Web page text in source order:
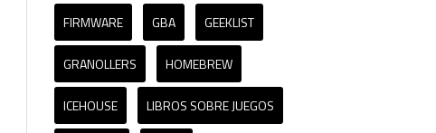
FIRMWARE GBA GEEKLIST
GRANOLLERS HOMEBREW
ICEHOUSE LIBROS SOBRE JUEGOS